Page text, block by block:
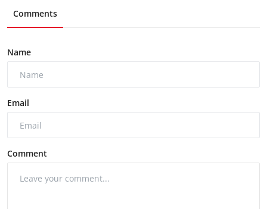
Comments
Name
Email
Comment